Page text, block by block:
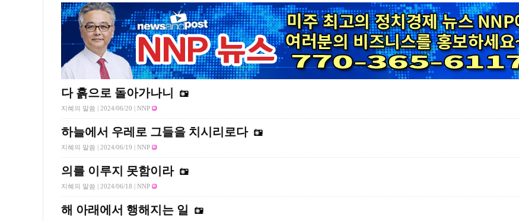
다 흙으로 돌아가나니
지혜의 말씀 | 2024/06/20 | NNP
하늘에서 우레로 그들을 치시리로다
지혜의 말씀 | 2024/06/19 | NNP
의를 이루지 못함이라
지혜의 말씀 | 2024/06/18 | NNP
해 아래에서 행해지는 일